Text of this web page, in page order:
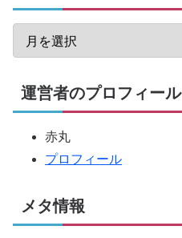
運営者のプロフィール
赤丸
プロフィール
メタ情報